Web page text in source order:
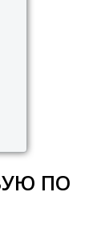
ПО